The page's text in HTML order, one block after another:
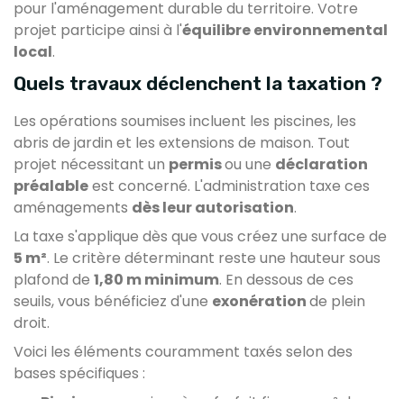
pour l'aménagement durable du territoire. Votre
projet participe ainsi à l'équilibre environnemental
local.
Quels travaux déclenchent la taxation ?
Les opérations soumises incluent les piscines, les
abris de jardin et les extensions de maison. Tout
projet nécessitant un permisou une déclaration
préalableest concerné. L'administration taxe ces
aménagements dès leur autorisation.
La taxe s'applique dès que vous créez une surface de
5 m². Le critère déterminant reste une hauteur sous
plafond de 1,80 m minimum. En dessous de ces
seuils, vous bénéficiez d'une exonérationde plein
droit.
Voici les éléments couramment taxés selon des
bases spécifiques :